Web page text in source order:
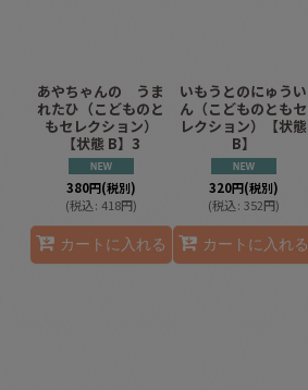
あやちゃんの うま
れたひ（こどものと
もセレクション）
【状態 B】3
380円(税別)
(税込: 418円)
カートに入れる
いもうとのにゅうい
ん（こどものともセ
レクション）【状態
B】
320円(税別)
(税込: 352円)
カートに入れる